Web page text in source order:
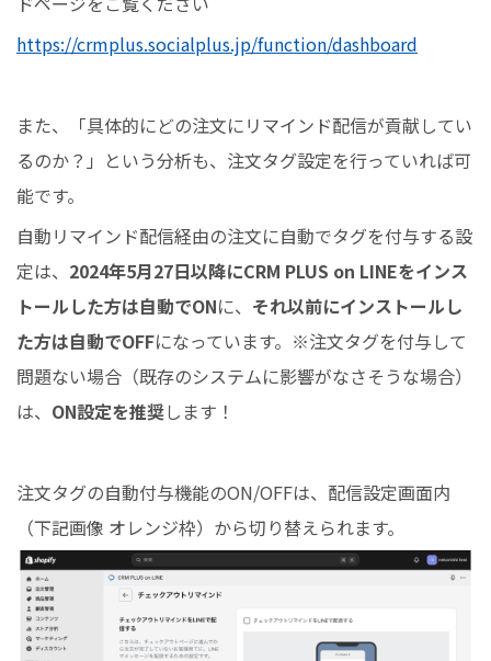
https://crmplus.socialplus.jp/function/dashboard
また、「具体的にどの注文にリマインド配信が貢献してい
るのか？」という分析も、注文タグ設定を行っていれば可
能です。
自動リマインド配信経由の注文に自動でタグを付与する設
定は、 2024年5月27日以降にCRM PLUS on LINEをインス
トールした方は自動でONに、 それ以前にインストールし
た方は自動でOFFになっています。※注文タグを付与して
問題ない場合（既存のシステムに影響がなさそうな場合）
は、 ON設定を推奨します！
注文タグの自動付与機能のON/OFFは、配信設定画面内
（下記画像 オレンジ枠）から切り替えられます。